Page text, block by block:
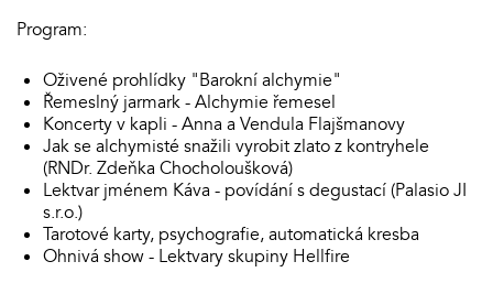
Program:
Oživené prohlídky "Barokní alchymie"
Řemeslný jarmark - Alchymie řemesel
Koncerty v kapli - Anna a Vendula Flajšmanovy
Jak se alchymisté snažili vyrobit zlato z kontryhele
(RNDr. Zdeňka Chocholoušková)
Lektvar jménem Káva - povídání s degustací (Palasio JI
s.r.o.)
Tarotové karty, psychografie, automatická kresba
Ohnivá show - Lektvary skupiny Hellfire